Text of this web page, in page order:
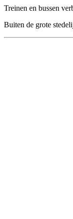
Treinen en bussen
Buiten de grote